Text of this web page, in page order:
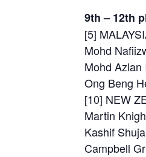
9th – 12th
[5]
Mohd
Mohd
Ong Beng
[10] NEW
Martin
Kashif
Campbell